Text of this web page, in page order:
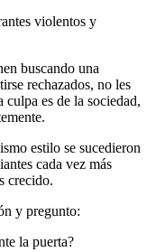
violentos y
buscando una
rechazados, no les
culpa es de la sociedad,
estilo se sucedieron
cada vez más
crecido.
y pregunto:
la puerta?